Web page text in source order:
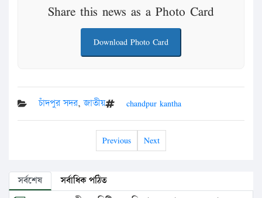
Share this news as a Photo Card
Download Photo Card
চাঁদপুর সদর,জাতীয় chandpur kantha
Previous Next
সর্বশেষ সর্বাধিক পঠিত